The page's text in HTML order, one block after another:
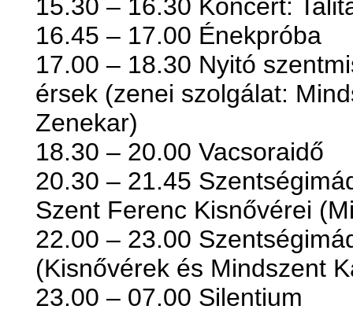
15.30 – 16.30 Koncert:
16.45 – 17.00 Énekpróba
17.00 – 18.30 Nyitó
érsek (zenei szolgálat:
Zenekar)
18.30 – 20.00 Vacsoraidő
20.30 – 21.45
Szent Ferenc Kisnővérei
22.00 – 23.00
(Kisnővérek és Mindszent
23.00 – 07.00 Silentium